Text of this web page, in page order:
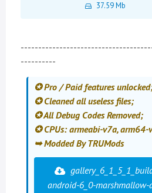
37.59 Mb
----------
✪ Pro / Paid features
✪ Cleaned all useless files;
✪ All Debug Codes Removed;
✪ CPUs: armeabi-v7a, arm64-
➥ Modded By TRUMods
android-6_0-